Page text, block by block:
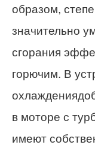
образом,
значительно
сгорания
горючим. В
в моторе с
имеют